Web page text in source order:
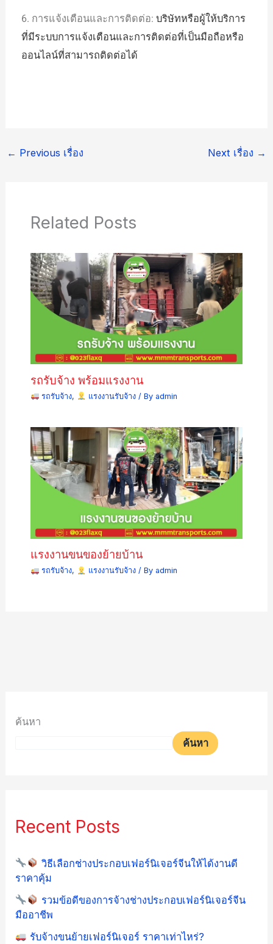
ค้นหา
ค้นหา
Recent Posts
วิธีเลือกช่างประกอบเฟอร์นิเจอร์จีนให้ได้งานดี
ราคาคุ้ม
รวมข้อดีของการจ้างช่างประกอบเฟอร์นิเจอร์จีน
มืออาชีพ
รับจ้างขนย้ายเฟอร์นิเจอร์ ราคาเท่าไหร่?
6. การแจ้งเตือนและการติดต่อ:บริษัทหรือผู้ให้บริการ
ที่มีระบบการแจ้งเตือนและการติดต่อที่เป็นมือถือหรือ
ออนไลน์ที่สามารถติดต่อได้
← Previous เรื่อง Next เรื่อง →
Related Posts
รถรับจ้าง พร้อมแรงงาน
รถรับจ้าง, แรงงานรับจ้าง/ By admin
แรงงานขนของย้ายบ้าน
รถรับจ้าง, แรงงานรับจ้าง/ By admin